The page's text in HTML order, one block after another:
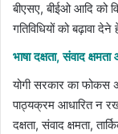
बीएसए, बीईओ आदि को
गतिविधियों को बढ़ावा
भाषा दक्षता, संवाद
योगी सरकार का फोकस
पाठ्यक्रम आधारित न
दक्षता, संवाद क्षमता,